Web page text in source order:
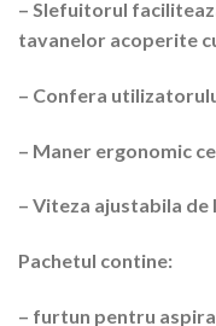
– Slefuitorul
tavanelor acoperite
– Confera
– Maner ergonomic
– Viteza ajustabila de
Pachetul contine:
– furtun pentru